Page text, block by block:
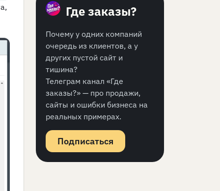
Где заказы?
Почему у одних компаний
очередь из клиентов, а у
других пустой сайт и
тишина?
Телеграм канал «Где
заказы?» — про продажи,
сайты и ошибки бизнеса на
реальных примерах.
Подписаться